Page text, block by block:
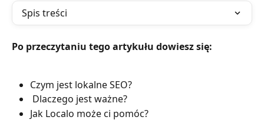
Spis treści
Po przeczytaniu tego artykułu dowiesz się:
Czym jest lokalne SEO?
Dlaczego jest ważne?
Jak Localo może ci pomóc?